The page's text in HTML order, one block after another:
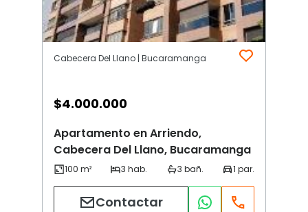
Cabecera Del Llano | Bucaramanga
$4.000.000
Apartamento en Arriendo,
Cabecera Del Llano, Bucaramanga
Contactar